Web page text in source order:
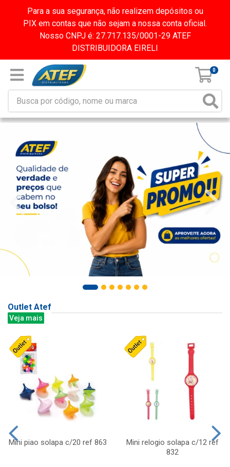
Para a sua segurança, não realizem depósitos ou
PIX em contas que não sejam a nossa conta oficial.
Nosso CNPJ é: 27.717.135/0001-29 ATEF
DISTRIBUIDORA EIRELI
0
Outlet Atef
Veja mais
Mini piao solapa c/20 ref 863
Mini relogio solapa c/12 ref
832